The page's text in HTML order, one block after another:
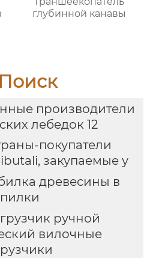
глубинной канавы
Поиск
производители
лебедок 12
покупатели
закупаемые у
древесины в
ручной
вилочные